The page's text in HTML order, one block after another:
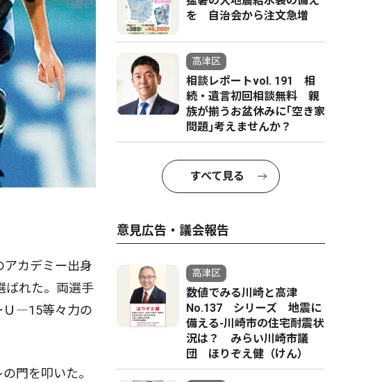
カデミー出身
ばれた。両選手
Ｕ―15等々力の
門を叩いた。
を 自治会から注文急増
高津区
相談レポートvol. 191 相
続・遺言初回相談無料 親
族が揃うお盆休みに｢空き家
問題｣考えませんか？
すべて見る
意見広告・議会報告
高津区
数値でみる川崎と高津
No.137 シリーズ 地震に
備える-川崎市の住宅耐震状
況は？ みらい川崎市議
団 ほりぞえ健（けん）